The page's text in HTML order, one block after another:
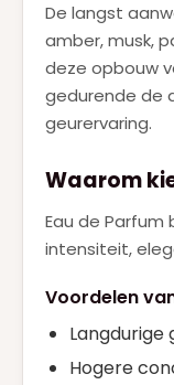
De langst
amber, musk,
deze opbouw
gedurende de
geurervaring.
Waarom
Eau de
intensiteit,
Voordelen
Langdurige
Hogere